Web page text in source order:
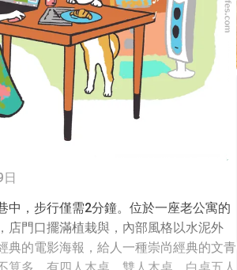
中，步行僅需2分鐘。位於一座老公寓的
店門口擺滿植栽與，內部風格以水泥外
典的電影海報，給人一種崇尚經典的文青